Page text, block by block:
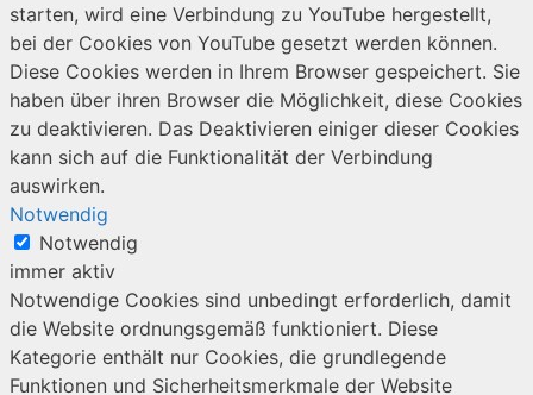
starten, wird eine Verbindung zu YouTube hergestellt,
bei der Cookies von YouTube gesetzt werden können.
Diese Cookies werden in Ihrem Browser gespeichert. Sie
haben über ihren Browser die Möglichkeit, diese Cookies
zu deaktivieren. Das Deaktivieren einiger dieser Cookies
kann sich auf die Funktionalität der Verbindung
auswirken.
Notwendig
Notwendig
immer aktiv
Notwendige Cookies sind unbedingt erforderlich, damit
die Website ordnungsgemäß funktioniert. Diese
Kategorie enthält nur Cookies, die grundlegende
Funktionen und Sicherheitsmerkmale der Website